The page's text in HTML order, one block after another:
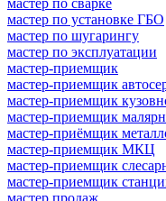
мастер по установке ГБО
мастер по шугарингу
мастер по эксплуатации
мастер-приемщик
мастер-приемщик
мастер-приемщик
мастер-приемщик
мастер-приёмщик
мастер-приемщик МКЦ
мастер-приемщик
мастер-приемщик
мастер продаж